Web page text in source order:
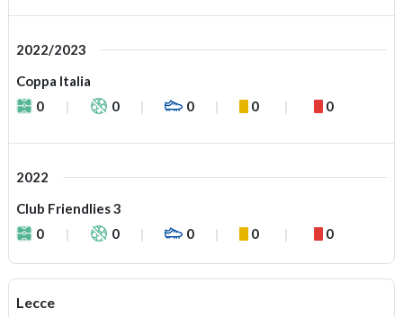
2022/2023
Coppa Italia
0
0 0 0 0
2022
Club Friendlies 3
0
0 0 0 0
Lecce